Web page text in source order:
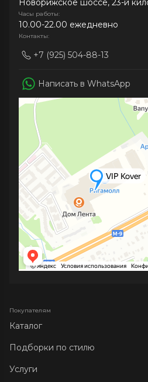
Новорижское шоссе, 23-й
Часы работы:
10.00-22.00 ежедневно
Контакты:
+7 (925) 504-88-13
Написать в WhatsApp
Покупателям
Каталог
Подборки по стилю
Услуги